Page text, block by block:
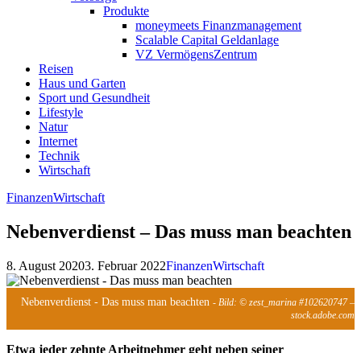
Produkte
moneymeets Finanzmanagement
Scalable Capital Geldanlage
VZ VermögensZentrum
Reisen
Haus und Garten
Sport und Gesundheit
Lifestyle
Natur
Internet
Technik
Wirtschaft
FinanzenWirtschaft
Nebenverdienst – Das muss man beachten
8. August 20203. Februar 2022FinanzenWirtschaft
Nebenverdienst - Das muss man beachten - Bild: © zest_marina #102620747 –
stock.adobe.com
Etwa jeder zehnte Arbeitnehmer geht neben seiner